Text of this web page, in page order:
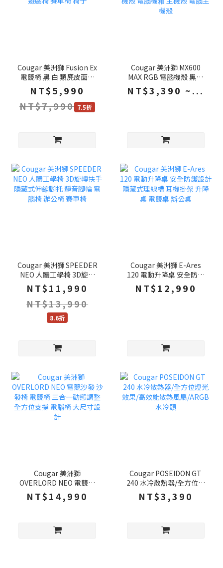
Cougar 美洲獅 Fusion Ex
電競椅 黑 白 類麂皮面料
動態連動扶手 整合式腰靠
電腦椅 遊戲椅 賽車椅 椅子
NT$5,990
NT$7,990 7.5折
Cougar 美洲獅 MX600
MAX RGB 電腦機殼 黑色
白色 雙導流坡道 背插主機
板 ATX 機殼 電腦機箱 主機
NT$3,390 ~...
Cougar 美洲獅 SPEEDER
NEO 人體工學椅 3D旋轉
扶手 隱藏式伸縮腳托 靜音
腳輪 電腦椅 辦公椅 賽車椅
NT$11,990
NT$13,990
8.6折
Cougar 美洲獅 E-Ares
120 電動升降桌 安全防護
設計 隱藏式理線槽 耳機掛
架 升降桌 電競桌 辦公桌
NT$12,990
Cougar 美洲獅
OVERLORD NEO 電競沙
發 沙發椅 電競椅 三合一動
態調整 全方位支撐 電腦椅
NT$14,990
Cougar POSEIDON GT
240 水冷散熱器/全方位燈
光效果/高效能散熱風
扇/ARGB水冷頭
NT$3,390